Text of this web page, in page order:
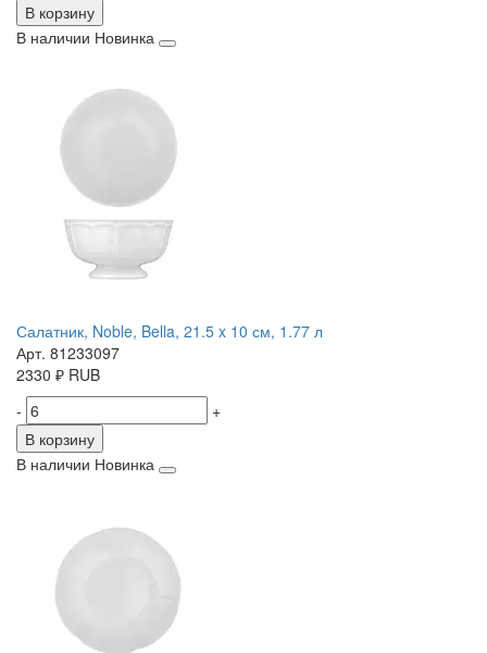
В корзину
В наличии Новинка
Салатник, Noble, Bella, 21.5 x 10 см, 1.77 л
Арт. 81233097
2330 ₽ RUB
-
+
В корзину
В наличии Новинка